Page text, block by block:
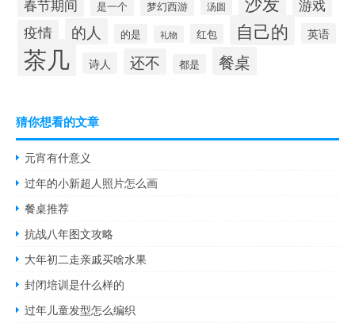
春节期间 是一个 梦幻西游 汤圆 游戏
疫情 的人 的是 礼物 红包 自己的 英语
茶几 诗人 还不 都是 餐桌
猜你想看的文章
元宵有什意义
过年的小新超人照片怎么画
餐桌推荐
抗战八年图文攻略
大年初二走亲戚买啥水果
封闭培训是什么样的
过年儿童发型怎么编织